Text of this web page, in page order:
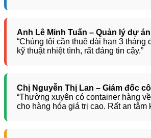
Anh Lê Minh Tuấn – Quản lý dự
“Chúng tôi cần thuê dài hạn 3
kỹ thuật nhiệt tình, rất đáng tin cậy.”
Chị Nguyễn Thị Lan – Giám đốc
“Thường xuyên có container hàng
cho hàng hóa giá trị cao. Rất an tâm